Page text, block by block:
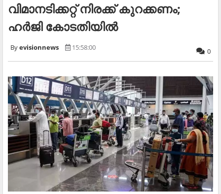
വിമാനടിക്കറ്റ് നിരക്ക് കുറക്കണം;
ഹർജി കോടതിയിൽ
evisionnews 15:58:00 0